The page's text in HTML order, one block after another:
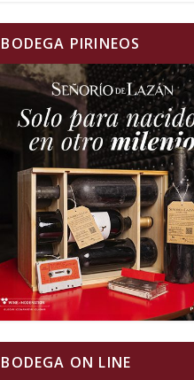
BODEGA PIRINEOS
BODEGA ON LINE